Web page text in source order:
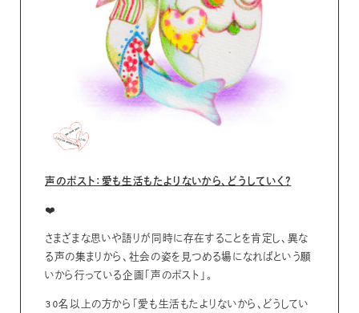
声のポスト：愛も生活もたよりないから、どうしていく？
❤️
さまざまな思いや語りが同時に存在することを肯定し、異な
る声の集まりから、社会の姿を見つめる場になればという願
いから行っている企画「声のポスト」。
30名以上の方から「愛も生活もたよりないから、どうしてい